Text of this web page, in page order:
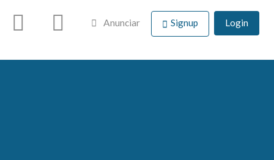
Anunciar Signup Login